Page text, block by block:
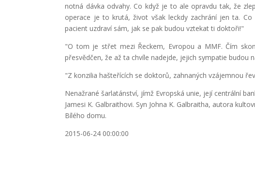
notná dávka odvahy. Co když je to ale opravdu tak, že
operace je to krutá, život však leckdy zachrání jen ta.
pacient uzdraví sám, jak se pak budou vztekat ti doktoři!"
"O tom je střet mezi Řeckem, Evropou a MMF. Čím
přesvědčen, že až ta chvíle nadejde, jejich sympatie budou
"Z konzilia hašteřících se doktorů, zahnaných vzájemnou
Nenažrané šarlatánství, jímž Evropská unie, její centrální
Jamesi K. Galbraithovi. Syn Johna K. Galbraitha, autora
Bílého domu.
2015-06-24 00:00:00